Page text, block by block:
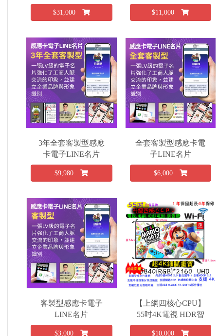
名片
$31,000
片
$11,000
3年全套客製型感應
卡電子LINE名片
$9,980
全套客製型感應卡電
子LINE名片
$6,000
客製型感應卡電子
LINE名片
$3,000
【上網四核心CPU】
55吋4K電視 HDR智
慧聯網LED TV電視
$10,000